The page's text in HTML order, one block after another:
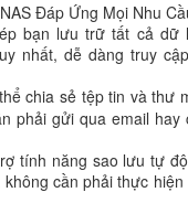
Đáp Ứng Mọi Nhu
bạn lưu trữ tất cả dữ
nhất, dễ dàng truy
chia sẻ tệp tin và thư
phải gửi qua email hay
tính năng sao lưu tự
cần phải thực hiện